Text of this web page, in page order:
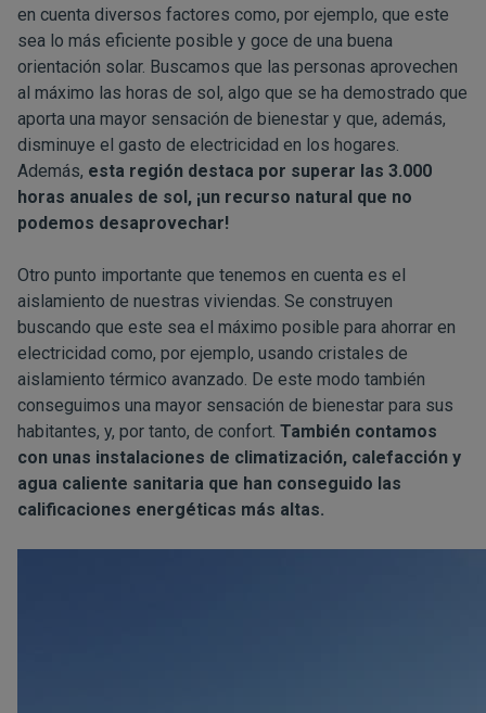
en cuenta diversos factores como, por ejemplo, que este
sea lo más eficiente posible y goce de una buena
orientación solar. Buscamos que las personas aprovechen
al máximo las horas de sol, algo que se ha demostrado que
aporta una mayor sensación de bienestar y que, además,
disminuye el gasto de electricidad en los hogares.
Además, esta región destaca por superar las 3.000
horas anuales de sol, ¡un recurso natural que no
podemos desaprovechar!
Otro punto importante que tenemos en cuenta es el
aislamiento de nuestras viviendas. Se construyen
buscando que este sea el máximo posible para ahorrar en
electricidad como, por ejemplo, usando cristales de
aislamiento térmico avanzado. De este modo también
conseguimos una mayor sensación de bienestar para sus
habitantes, y, por tanto, de confort. También contamos
con unas instalaciones de climatización, calefacción y
agua caliente sanitaria que han conseguido las
calificaciones energéticas más altas.